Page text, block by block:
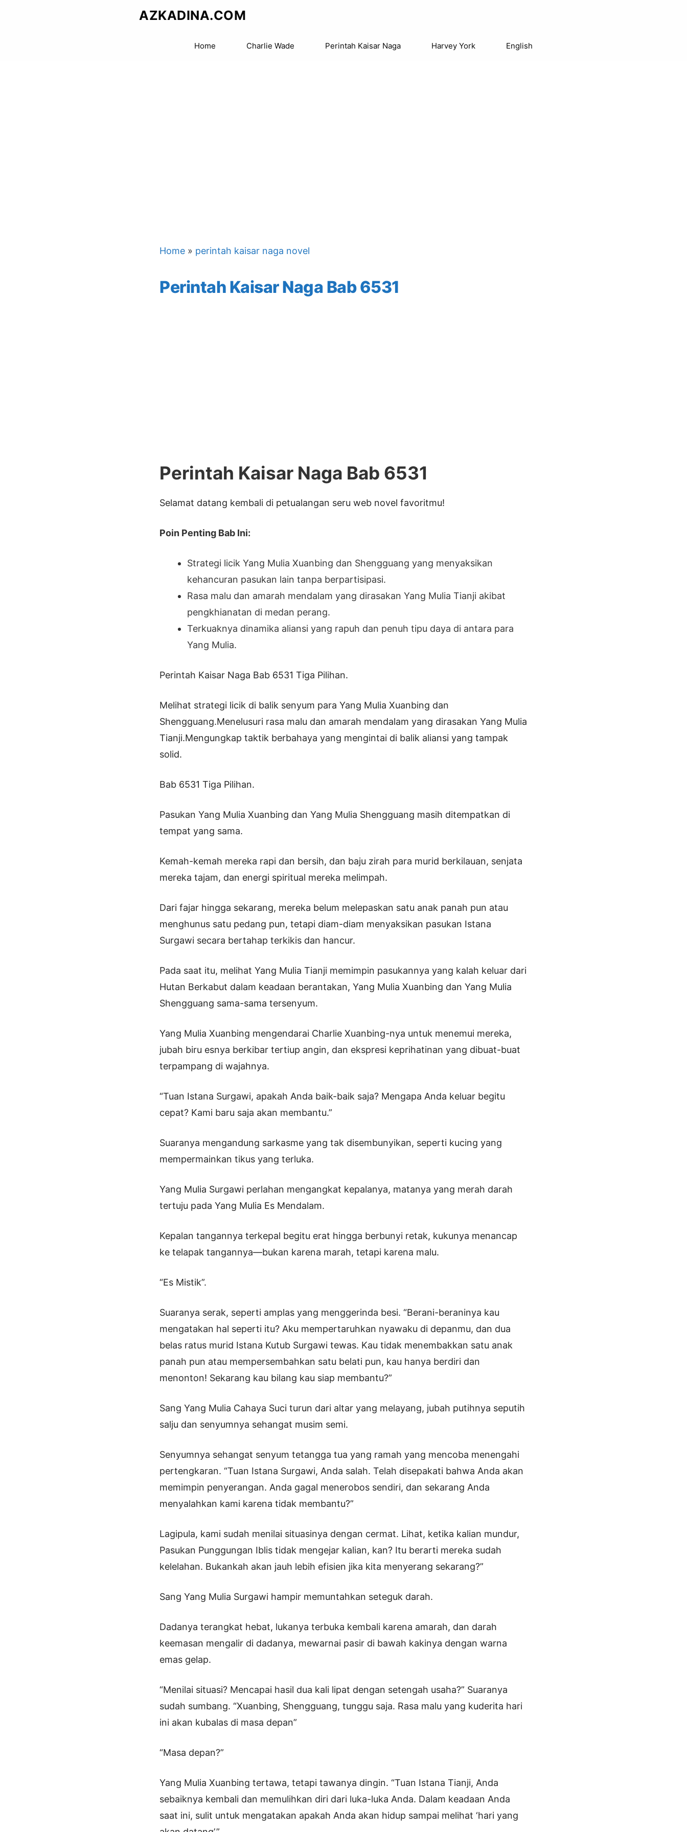
AZKADINA.COM
Home Charlie Wade Perintah Kaisar Naga Harvey York English
Home » perintah kaisar naga novel
Perintah Kaisar Naga Bab 6531
Perintah Kaisar Naga Bab 6531
Selamat datang kembali di petualangan seru web novel favoritmu!
Poin Penting Bab Ini:
Strategi licik Yang Mulia Xuanbing dan Shengguang yang menyaksikan
kehancuran pasukan lain tanpa berpartisipasi.
Rasa malu dan amarah mendalam yang dirasakan Yang Mulia Tianji akibat
pengkhianatan di medan perang.
Terkuaknya dinamika aliansi yang rapuh dan penuh tipu daya di antara para
Yang Mulia.
Perintah Kaisar Naga Bab 6531 Tiga Pilihan.
Melihat strategi licik di balik senyum para Yang Mulia Xuanbing dan
Shengguang.Menelusuri rasa malu dan amarah mendalam yang dirasakan Yang Mulia
Tianji.Mengungkap taktik berbahaya yang mengintai di balik aliansi yang tampak
solid.
Bab 6531 Tiga Pilihan.
Pasukan Yang Mulia Xuanbing dan Yang Mulia Shengguang masih ditempatkan di
tempat yang sama.
Kemah-kemah mereka rapi dan bersih, dan baju zirah para murid berkilauan, senjata
mereka tajam, dan energi spiritual mereka melimpah.
Dari fajar hingga sekarang, mereka belum melepaskan satu anak panah pun atau
menghunus satu pedang pun, tetapi diam-diam menyaksikan pasukan Istana
Surgawi secara bertahap terkikis dan hancur.
Pada saat itu, melihat Yang Mulia Tianji memimpin pasukannya yang kalah keluar dari
Hutan Berkabut dalam keadaan berantakan, Yang Mulia Xuanbing dan Yang Mulia
Shengguang sama-sama tersenyum.
Yang Mulia Xuanbing mengendarai Charlie Xuanbing-nya untuk menemui mereka,
jubah biru esnya berkibar tertiup angin, dan ekspresi keprihatinan yang dibuat-buat
terpampang di wajahnya.
“Tuan Istana Surgawi, apakah Anda baik-baik saja? Mengapa Anda keluar begitu
cepat? Kami baru saja akan membantu.”
Suaranya mengandung sarkasme yang tak disembunyikan, seperti kucing yang
mempermainkan tikus yang terluka.
Yang Mulia Surgawi perlahan mengangkat kepalanya, matanya yang merah darah
tertuju pada Yang Mulia Es Mendalam.
Kepalan tangannya terkepal begitu erat hingga berbunyi retak, kukunya menancap
ke telapak tangannya—bukan karena marah, tetapi karena malu.
“Es Mistik”.
Suaranya serak, seperti amplas yang menggerinda besi. “Berani-beraninya kau
mengatakan hal seperti itu? Aku mempertaruhkan nyawaku di depanmu, dan dua
belas ratus murid Istana Kutub Surgawi tewas. Kau tidak menembakkan satu anak
panah pun atau mempersembahkan satu belati pun, kau hanya berdiri dan
menonton! Sekarang kau bilang kau siap membantu?”
Sang Yang Mulia Cahaya Suci turun dari altar yang melayang, jubah putihnya seputih
salju dan senyumnya sehangat musim semi.
Senyumnya sehangat senyum tetangga tua yang ramah yang mencoba menengahi
pertengkaran. “Tuan Istana Surgawi, Anda salah. Telah disepakati bahwa Anda akan
memimpin penyerangan. Anda gagal menerobos sendiri, dan sekarang Anda
menyalahkan kami karena tidak membantu?”
Lagipula, kami sudah menilai situasinya dengan cermat. Lihat, ketika kalian mundur,
Pasukan Punggungan Iblis tidak mengejar kalian, kan? Itu berarti mereka sudah
kelelahan. Bukankah akan jauh lebih efisien jika kita menyerang sekarang?”
Sang Yang Mulia Surgawi hampir memuntahkan seteguk darah.
Dadanya terangkat hebat, lukanya terbuka kembali karena amarah, dan darah
keemasan mengalir di dadanya, mewarnai pasir di bawah kakinya dengan warna
emas gelap.
“Menilai situasi? Mencapai hasil dua kali lipat dengan setengah usaha?” Suaranya
sudah sumbang. “Xuanbing, Shengguang, tunggu saja. Rasa malu yang kuderita hari
ini akan kubalas di masa depan”
“Masa depan?”
Yang Mulia Xuanbing tertawa, tetapi tawanya dingin. “Tuan Istana Tianji, Anda
sebaiknya kembali dan memulihkan diri dari luka-luka Anda. Dalam keadaan Anda
saat ini, sulit untuk mengatakan apakah Anda akan hidup sampai melihat ‘hari yang